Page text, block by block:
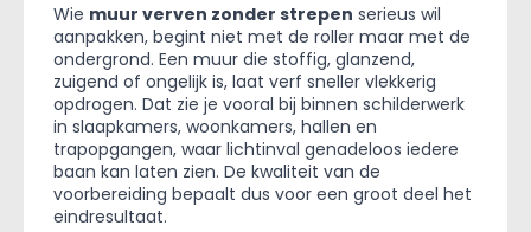
Wie muur verven zonder strepen serieus wil
aanpakken, begint niet met de roller maar met de
ondergrond. Een muur die stoffig, glanzend,
zuigend of ongelijk is, laat verf sneller vlekkerig
opdrogen. Dat zie je vooral bij binnen schilderwerk
in slaapkamers, woonkamers, hallen en
trapopgangen, waar lichtinval genadeloos iedere
baan kan laten zien. De kwaliteit van de
voorbereiding bepaalt dus voor een groot deel het
eindresultaat.